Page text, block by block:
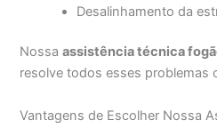
Desalinhamento da
Nossaassistência técnica
resolve todos esses problemas
Vantagens de Escolher Nossa